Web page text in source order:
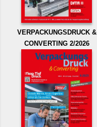
VERPACKUNGSDRUCK &
CONVERTING 2/2026